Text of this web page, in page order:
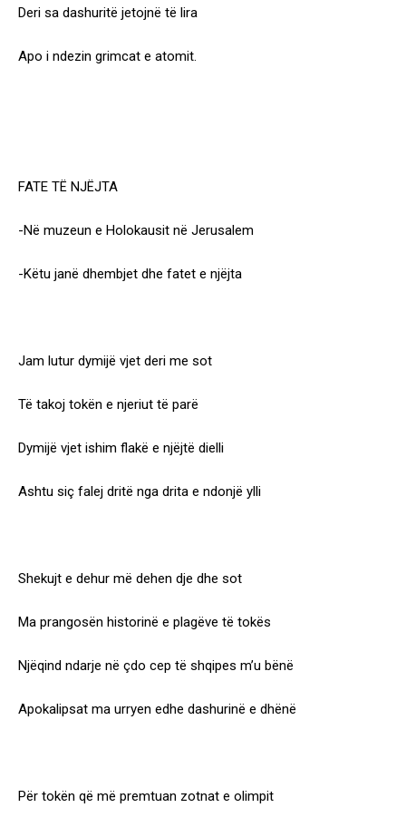
Deri sa dashuritë jetojnë të lira
Apo i ndezin grimcat e atomit.
FATE TË NJËJTA
-Në muzeun e Holokausit në Jerusalem
-Këtu janë dhembjet dhe fatet e njëjta
Jam lutur dymijë vjet deri me sot
Të takoj tokën e njeriut të parë
Dymijë vjet ishim flakë e njëjtë dielli
Ashtu siç falej dritë nga drita e ndonjë ylli
Shekujt e dehur më dehen dje dhe sot
Ma prangosën historinë e plagëve të tokës
Njëqind ndarje në çdo cep të shqipes m’u bënë
Apokalipsat ma urryen edhe dashurinë e dhënë
Për tokën që më premtuan zotnat e olimpit